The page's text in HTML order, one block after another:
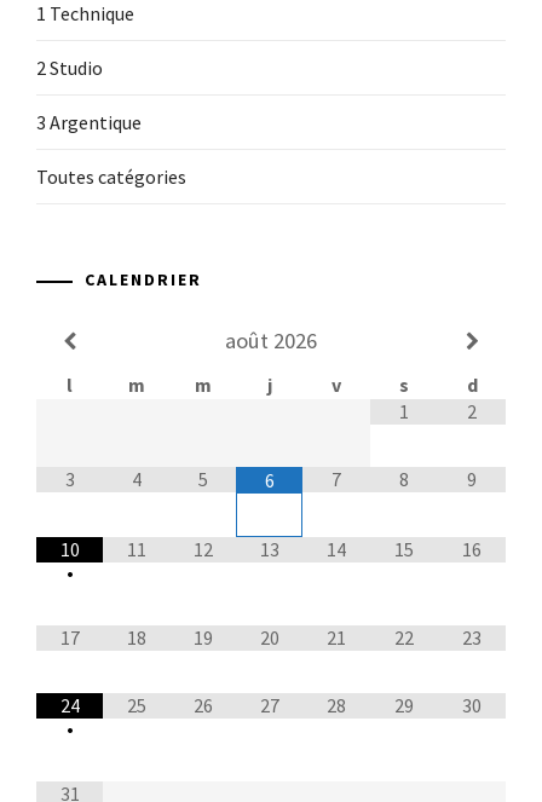
1 Technique
2 Studio
3 Argentique
Toutes catégories
CALENDRIER
août 2026
l m m j v s
d
1
2
3 4 5 6 7 8 9
10
•
11 12 13 14 15 16
17 18 19 20 21 22 23
24
•
25 26 27 28 29 30
31